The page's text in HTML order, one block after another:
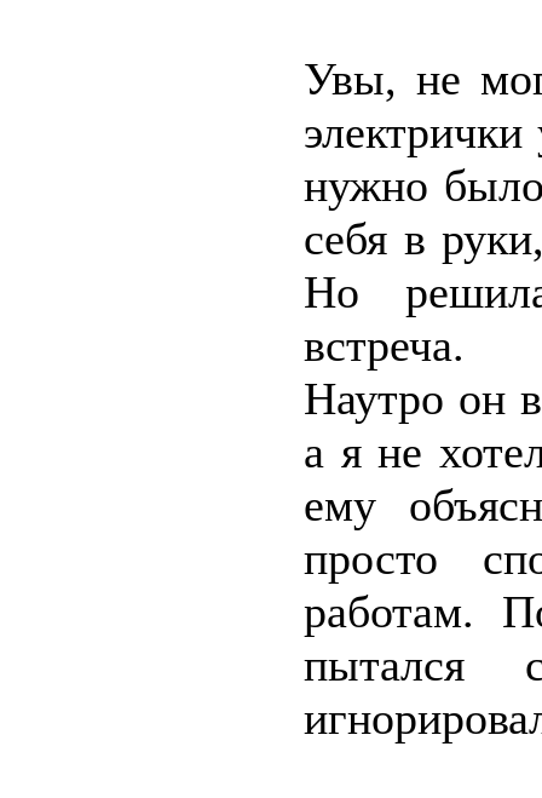
Увы, не
нужно было
себя в
Но
встреча.
Наутро он
а я не
ему
просто
работам.